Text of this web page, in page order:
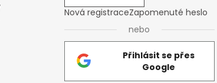
Nová registraceZapomenuté heslo
nebo
Přihlásit se přes
Google